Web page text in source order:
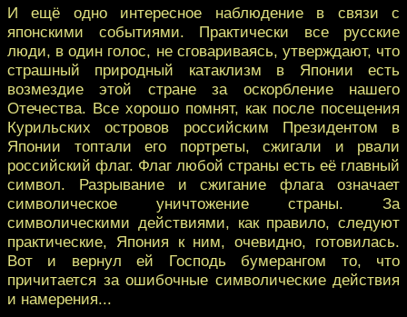
И ещё одно интересное наблюдение в связи с
японскими событиями. Практически все русские
люди, в один голос, не сговариваясь, утверждают, что
страшный природный катаклизм в Японии есть
возмездие этой стране за оскорбление нашего
Отечества. Все хорошо помнят, как после посещения
Курильских островов российским Президентом в
Японии топтали его портреты, сжигали и рвали
российский флаг. Флаг любой страны есть её главный
символ. Разрывание и сжигание флага означает
символическое уничтожение страны. За
символическими действиями, как правило, следуют
практические, Япония к ним, очевидно, готовилась.
Вот и вернул ей Господь бумерангом то, что
причитается за ошибочные символические действия
и намерения...